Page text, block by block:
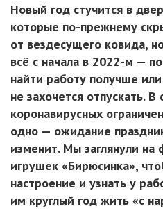
Новый год стучится в
которые по-прежнему
от вездесущего ковида,
всё с начала в 2022-м —
найти работу получше
не захочется отпускать.
коронавирусных
одно — ожидание
изменит. Мы заглянули на
игрушек «Бирюсинка»,
настроение и узнать у
им круглый год жить «с